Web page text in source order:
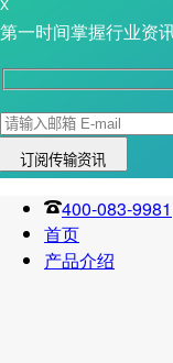
X
第一时间掌握行业资
400-083-9981
首页
产品介绍